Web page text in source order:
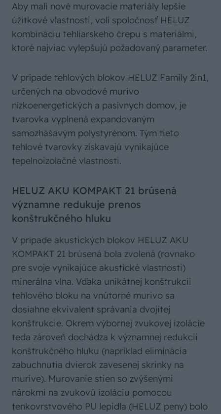
Aby mali nové murovacie materiály lepšie
úžitkové vlastnosti, volí spoločnosť HELUZ
kombináciu tehliarskeho črepu s materiálmi,
ktoré najviac vylepšujú požadovaný parameter.
V prípade tehlových blokov HELUZ Family 2in1,
určených na obvodové murivo
nízkoenergetických a pasívnych domov, je
tvarovka vyplnená expandovaným
samozhášavým polystyrénom. Tým tieto
tehlové tvarovky získavajú vynikajúce
tepelnoizolačné vlastnosti.
HELUZ AKU KOMPAKT 21 brúsená
významne redukuje prenos
konštrukčného hluku
V prípade akustických blokov HELUZ AKU
KOMPAKT 21 brúsená bola zvolená (rovnako
pre svoje vynikajúce akustické vlastnosti)
minerálna vlna. Vďaka unikátnej konštrukcii
tehlového bloku na vnútorné murivo sa
dosiahne ekvivalent správania dvojitej
konštrukcie. Okrem výbornej zvukovej izolácie
teda zároveň dochádza k významnej redukcii
konštrukčného hluku (napríklad eliminácia
zabuchnutia dvierok zavesenej skrinky na
murive). Murovanie stien so zvýšenými
nárokmi na zvukovú izoláciu pomocou
tenkovrstvového PU lepidla (HELUZ peny) bolo